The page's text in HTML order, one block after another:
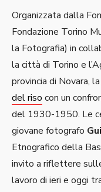
Organizzata dalla
Fondazione Torino
la Fotografia) in
la città di Torino e
provincia di Novara,
del riso con un
del 1930-1950. Le
giovane fotografo
Etnografico della
invito a riflettere
lavoro di ieri e oggi